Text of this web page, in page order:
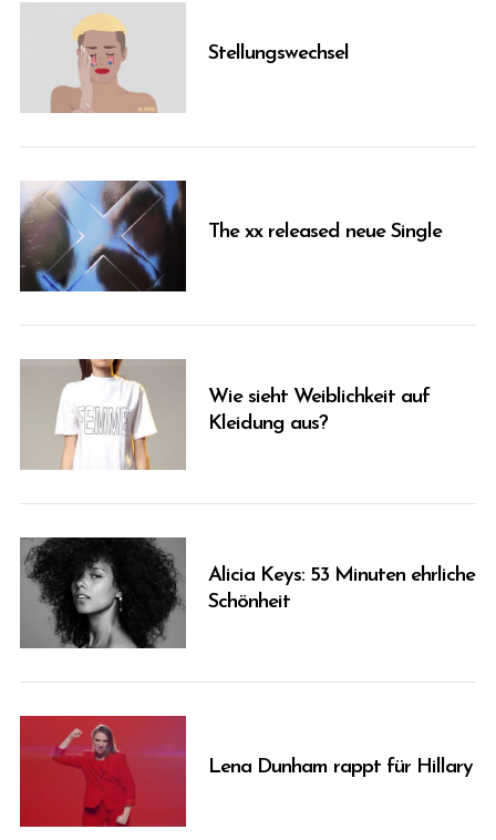
Stellungswechsel
The xx released neue Single
Wie sieht Weiblichkeit auf
Kleidung aus?
Alicia Keys: 53 Minuten ehrliche
Schönheit
Lena Dunham rappt für Hillary